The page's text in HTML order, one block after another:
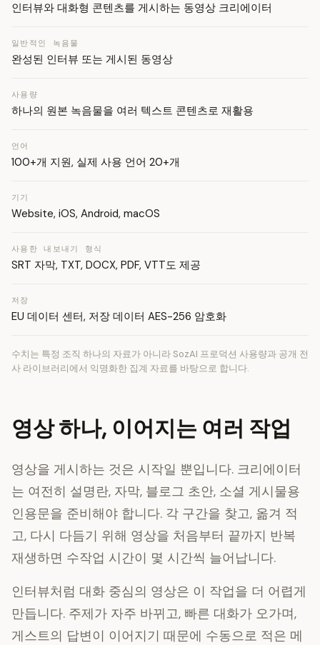
인터뷰와 대화형 콘텐츠를 게시하는 동영상 크리에이터
일반적인 녹음물
완성된 인터뷰 또는 게시된 동영상
사용량
하나의 원본 녹음물을 여러 텍스트 콘텐츠로 재활용
언어
100+개 지원, 실제 사용 언어 20+개
기기
Website, iOS, Android, macOS
사용한 내보내기 형식
SRT 자막, TXT, DOCX, PDF, VTT도 제공
저장
EU 데이터 센터, 저장 데이터 AES-256 암호화
수치는 특정 조직 하나의 자료가 아니라 SozAI 프로덕션 사용량과 공개 전
사 라이브러리에서 익명화한 집계 자료를 바탕으로 합니다.
영상 하나, 이어지는 여러 작업
영상을 게시하는 것은 시작일 뿐입니다. 크리에이터
는 여전히 설명란, 자막, 블로그 초안, 소셜 게시물용
인용문을 준비해야 합니다. 각 구간을 찾고, 옮겨 적
고, 다시 다듬기 위해 영상을 처음부터 끝까지 반복
재생하면 수작업 시간이 몇 시간씩 늘어납니다.
인터뷰처럼 대화 중심의 영상은 이 작업을 더 어렵게
만듭니다. 주제가 자주 바뀌고, 빠른 대화가 오가며,
게스트의 답변이 이어지기 때문에 수동으로 적은 메